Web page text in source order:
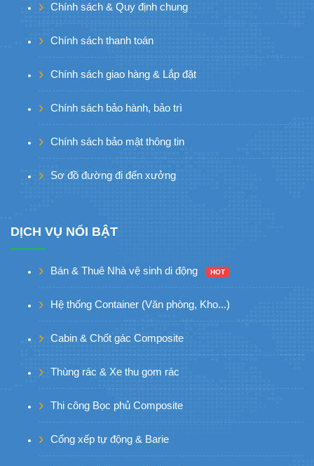
Chính sách & Quy định chung
Chính sách thanh toán
Chính sách giao hàng & Lắp đặt
Chính sách bảo hành, bảo trì
Chính sách bảo mật thông tin
Sơ đồ đường đi đến xưởng
DỊCH VỤ NỔI BẬT
Bán & Thuê Nhà vệ sinh di động HOT
Hệ thống Container (Văn phòng, Kho...)
Cabin & Chốt gác Composite
Thùng rác & Xe thu gom rác
Thi công Bọc phủ Composite
Cổng xếp tự động & Barie